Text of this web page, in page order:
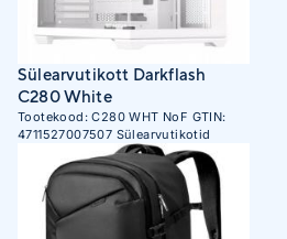
Sülearvutikott Darkflash
C280 White
Tootekood:C280 WHT NoF GTIN:
4711527007507 Sülearvutikotid